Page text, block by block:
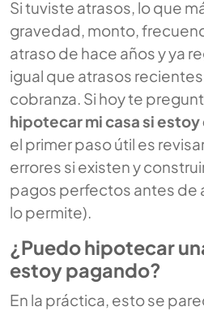
Si tuviste atrasos, lo que
gravedad, monto,
atraso de hace años y ya
igual que atrasos
cobranza. Si hoy te
hipotecar mi casa si
el primer paso útil es
errores si existen y
pagos perfectos antes de
lo permite).
¿Puedo hipotecar
estoy pagando?
En la práctica, esto se